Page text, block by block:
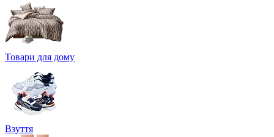
Товари для дому
Взуття